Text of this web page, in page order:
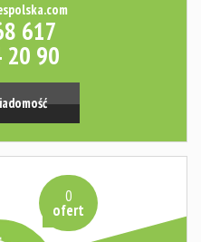
617
20 90
0
ofert